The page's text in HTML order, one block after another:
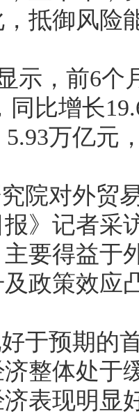
抵御风险
，前6个
同比增长
万亿元
对外贸易
》记者采
要得益于
政策效应
预期的首
整体处于
表现明显